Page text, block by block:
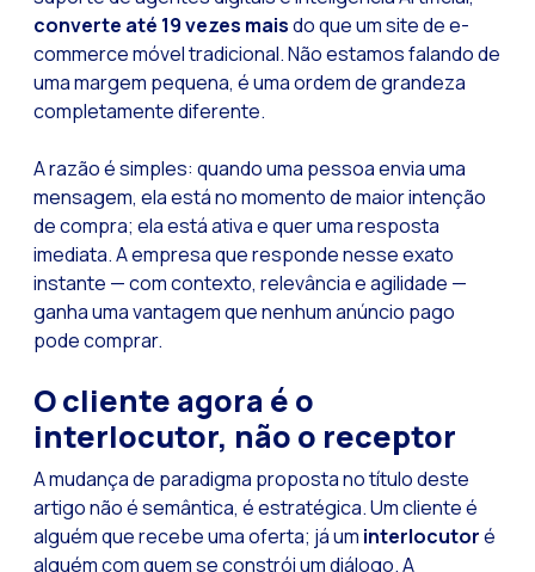
converte até 19 vezes maisdo que um site de e-
commerce móvel tradicional. Não estamos falando de
uma margem pequena, é uma ordem de grandeza
completamente diferente.
A razão é simples: quando uma pessoa envia uma
mensagem, ela está no momento de maior intenção
de compra; ela está ativa e quer uma resposta
imediata. A empresa que responde nesse exato
instante — com contexto, relevância e agilidade —
ganha uma vantagem que nenhum anúncio pago
pode comprar.
O cliente agora é o
interlocutor, não o receptor
A mudança de paradigma proposta no título deste
artigo não é semântica, é estratégica. Um cliente é
alguém que recebe uma oferta; já um interlocutoré
alguém com quem se constrói um diálogo. A